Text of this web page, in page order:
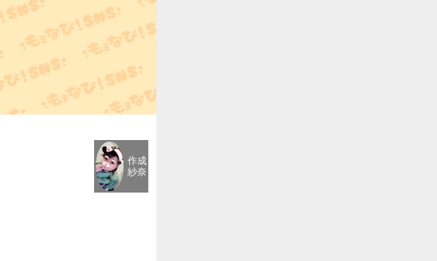
作成
紗奈